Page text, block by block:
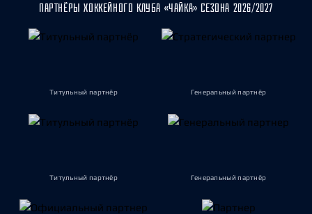
ПАРТНЁРЫ ХОККЕЙНОГО КЛУБА «ЧАЙКА» СЕЗОНА 2026/2027
Титульный партнёр Генеральный партнёр
Титульный партнёр Генеральный партнёр